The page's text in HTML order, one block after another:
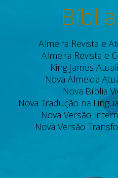
Almeira Revista e
Almeira Revista e
King James
Nova Almeida
Nova Bíblia
Nova Tradução na
Nova Versão
Nova Versão